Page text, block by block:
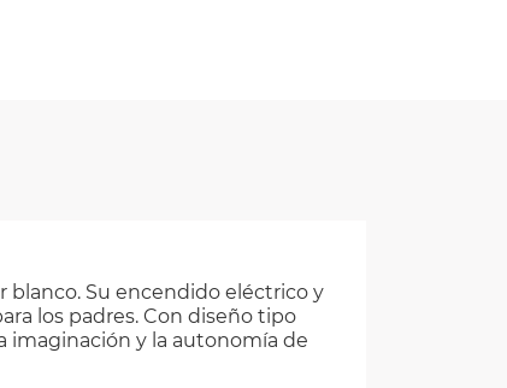
blanco. Su encendido eléctrico y
los padres. Con diseño tipo
imaginación y la autonomía de